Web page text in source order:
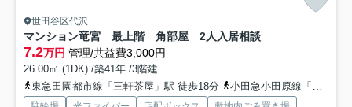
世田谷区代沢
マンション竜宮 最上階 角部屋 2人入居相談
7.2万円 管理/共益費3,000円
26.00㎡ (1DK) /築41年 /3階建
東急田園都市線「三軒茶屋」駅 徒歩18分
小田急小田原線「下北沢」駅 徒歩15分